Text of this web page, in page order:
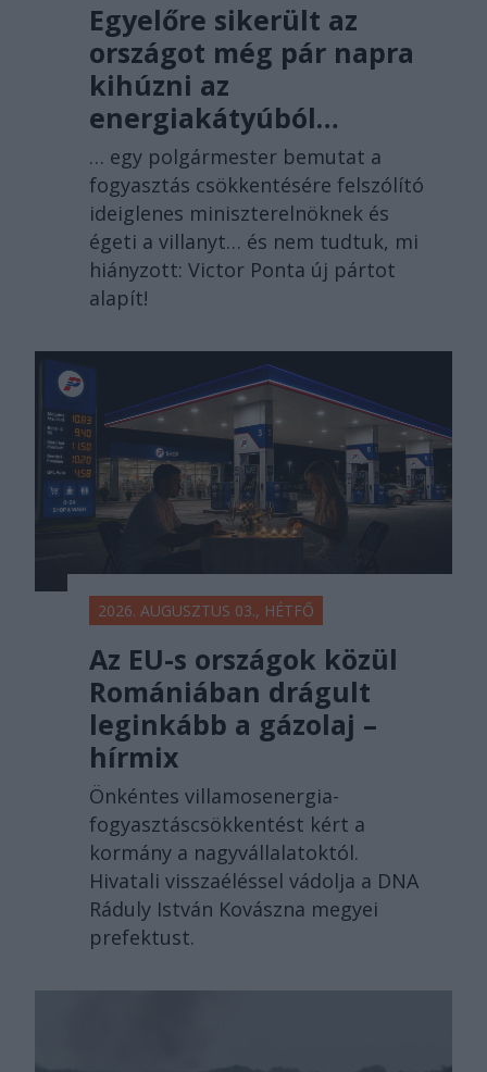
Egyelőre sikerült az
országot még pár napra
kihúzni az
energiakátyúból…
… egy polgármester bemutat a
fogyasztás csökkentésére felszólító
ideiglenes miniszterelnöknek és
égeti a villanyt… és nem tudtuk, mi
hiányzott: Victor Ponta új pártot
alapít!
2026. AUGUSZTUS 03., HÉTFŐ
Az EU-s országok közül
Romániában drágult
leginkább a gázolaj –
hírmix
Önkéntes villamosenergia-
fogyasztáscsökkentést kért a
kormány a nagyvállalatoktól.
Hivatali visszaéléssel vádolja a DNA
Ráduly István Kovászna megyei
prefektust.